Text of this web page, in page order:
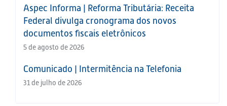
Aspec Informa | Reforma Tributária: Receita
Federal divulga cronograma dos novos
documentos fiscais eletrônicos
5 de agosto de 2026
Comunicado | Intermitência na Telefonia
31 de julho de 2026